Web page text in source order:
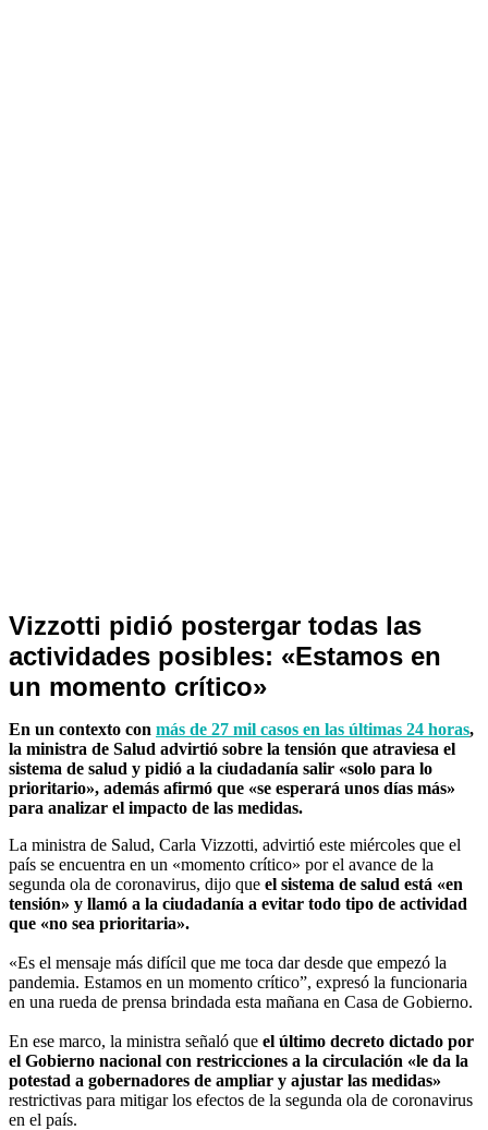
Nacionales
Vizzotti pidió postergar todas las
actividades posibles: «Estamos en
un momento crítico»
En un contexto con más de 27 mil casos en las últimas 24 horas,
la ministra de Salud advirtió sobre la tensión que atraviesa el
sistema de salud y pidió a la ciudadanía salir «solo para lo
prioritario», además afirmó que «se esperará unos días más»
para analizar el impacto de las medidas.
La ministra de Salud, Carla Vizzotti, advirtió este miércoles que el
país se encuentra en un «momento crítico» por el avance de la
segunda ola de coronavirus, dijo que el sistema de salud está «en
tensión» y llamó a la ciudadanía a evitar todo tipo de actividad
que «no sea prioritaria».
«Es el mensaje más difícil que me toca dar desde que empezó la
pandemia. Estamos en un momento crítico”, expresó la funcionaria
en una rueda de prensa brindada esta mañana en Casa de Gobierno.
En ese marco, la ministra señaló que el último decreto dictado por
el Gobierno nacional con restricciones a la circulación «le da la
potestad a gobernadores de ampliar y ajustar las medidas»
restrictivas para mitigar los efectos de la segunda ola de coronavirus
en el país.